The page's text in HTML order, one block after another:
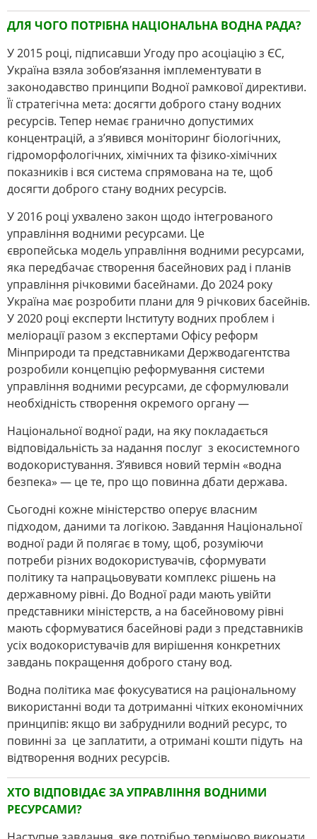
ДЛЯ ЧОГО ПОТРІБНА НАЦІОНАЛЬНА ВОДНА РАДА?
У 2015 році, підписавши Угоду про асоціацію з ЄС,
Україна взяла зобов’язання імплементувати в
законодавство принципи Водної рамкової директиви.
Її стратегічна мета: досягти доброго стану водних
ресурсів. Тепер немає гранично допустимих
концентрацій, а з’явився моніторинг біологічних,
гідроморфологічних, хімічних та фізико-хімічних
показників і вся система спрямована на те, щоб
досягти доброго стану водних ресурсів.
У 2016 році ухвалено закон щодо інтегрованого
управління водними ресурсами. Це
європейська модель управління водними ресурсами,
яка передбачає створення басейнових рад і планів
управління річковими басейнами. До 2024 року
Україна має розробити плани для 9 річкових басейнів.
У 2020 році експерти Інституту водних проблем і
меліорації разом з експертами Офісу реформ
Мінприроди та представниками Держводагентства
розробили концепцію реформування системи
управління водними ресурсами, де сформулювали
необхідність створення окремого органу ―
Національної водної ради, на яку покладається
відповідальність за надання послуг з екосистемного
водокористування. З’явився новий термін «водна
безпека» ― це те, про що повинна дбати держава.
Сьогодні кожне міністерство оперує власним
підходом, даними та логікою. Завдання Національної
водної ради й полягає в тому, щоб, розуміючи
потреби різних водокористувачів, сформувати
політику та напрацьовувати комплекс рішень на
державному рівні. До Водної ради мають увійти
представники міністерств, а на басейновому рівні
мають сформуватися басейнові ради з представників
усіх водокористувачів для вирішення конкретних
завдань покращення доброго стану вод.
Водна політика має фокусуватися на раціональному
використанні води та дотриманні чітких економічних
принципів: якщо ви забруднили водний ресурс, то
повинні за це заплатити, а отримані кошти підуть на
відтворення водних ресурсів.
ХТО ВІДПОВІДАЄ ЗА УПРАВЛІННЯ ВОДНИМИ
РЕСУРСАМИ?